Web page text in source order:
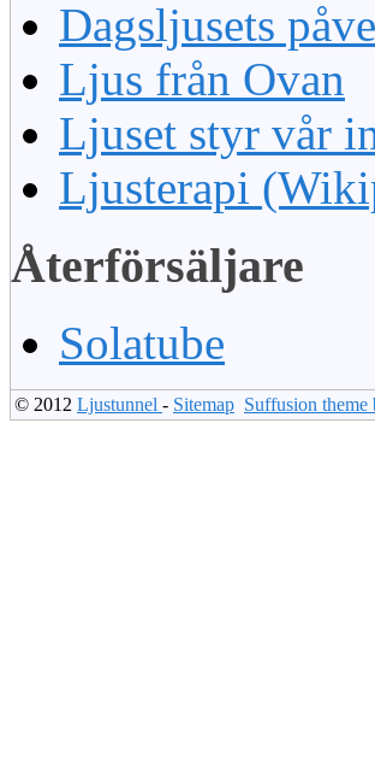
Dagsljusets
Ljus från Ovan
Ljuset styr vår
Ljusterapi
Återförsäljare
Solatube
© 2012 Ljustunnel - Sitemap Suffusion theme